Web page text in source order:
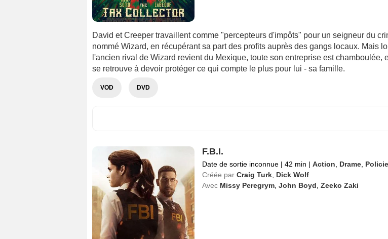
David et Creeper travaillent comme "percepteurs d'impôts" pour un seigneur du
nommé Wizard, en récupérant sa part des profits auprès des gangs locaux. Mais
l'ancien rival de Wizard revient du Mexique, toute son entreprise est chamboulée,
se retrouve à devoir protéger ce qui compte le plus pour lui - sa famille.
VOD DVD
F.B.I.
Date de sortie inconnue | 42 min | Action Drame,
Créée par Craig Turk, Dick Wolf
Avec Missy Peregrym, John Boyd Zeeko Zaki